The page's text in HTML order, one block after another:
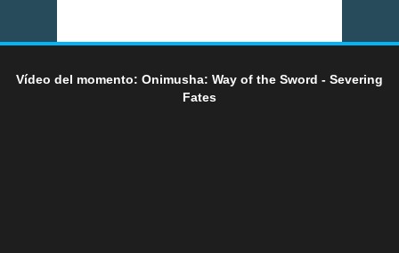
Vídeo del momento: Onimusha: Way of the Sword - Severing
Fates